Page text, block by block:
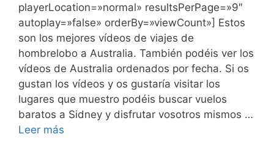
playerLocation=»normal» resultsPerPage=»9″
autoplay=»false» orderBy=»viewCount»] Estos
son los mejores vídeos de viajes de
hombrelobo a Australia. También podéis ver los
vídeos de Australia ordenados por fecha. Si os
gustan los vídeos y os gustaría visitar los
lugares que muestro podéis buscar vuelos
baratos a Sidney y disfrutar vosotros mismos …
Leer más